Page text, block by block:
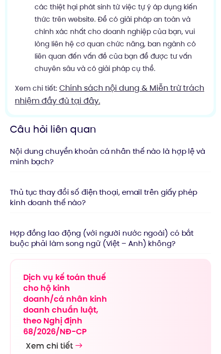
các thiệt hại phát sinh từ việc tự ý áp dụng kiến
thức trên website. Để có giải pháp an toàn và
chính xác nhất cho doanh nghiệp của bạn, vui
lòng liên hệ cơ quan chức năng, ban ngành có
liên quan đến vấn đề của bạn để được tư vấn
chuyên sâu và có giải pháp cụ thể.
Xem chi tiết: Chính sách nội dung & Miễn trừ trách
nhiệm đầy đủ tại đây.
Câu hỏi liên quan
Nội dung chuyển khoản cá nhân thế nào là hợp lệ và
minh bạch?
Thủ tục thay đổi số điện thoại, email trên giấy phép
kinh doanh thế nào?
Hợp đồng lao động (với người nước ngoài) có bắt
buộc phải làm song ngữ (Việt – Anh) không?
Dịch vụ kế toán thuế
cho hộ kinh
doanh/cá nhân kinh
doanh chuẩn luật,
theo Nghị định
68/2026/NĐ-CP
Xem chi tiết